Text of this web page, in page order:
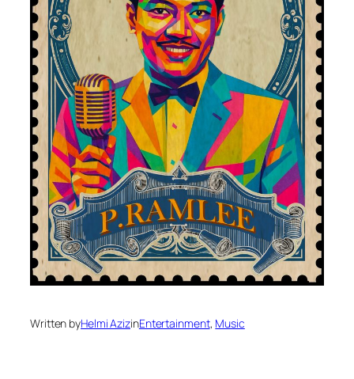
Written byHelmi AzizinEntertainment, Music